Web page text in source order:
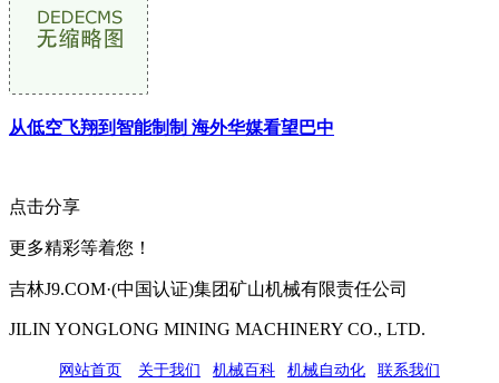
从低空飞翔到智能制制 海外华媒看望巴中
点击分享
更多精彩等着您！
吉林J9.COM·(中国认证)集团矿山机械有限责任公司
JILIN YONGLONG MINING MACHINERY CO., LTD.
网站首页 关于我们 机械百科 机械自动化 联系我们